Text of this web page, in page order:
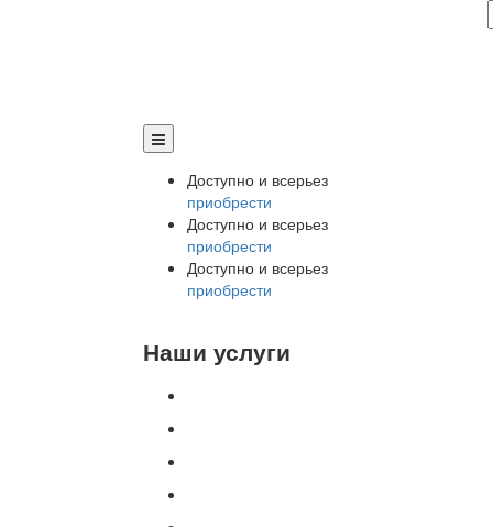
Доступно и всерьез
приобрести
Доступно и всерьез
приобрести
Доступно и всерьез
приобрести
Наши услуги